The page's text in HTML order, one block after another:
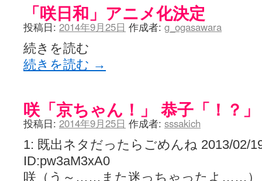
「咲日和」アニメ化決定
投稿日: 2014年9月25日 作成者: g_ogasawara
続きを読む
続きを読む →
咲「京ちゃん！」 恭子「！？」
投稿日: 2014年9月25日 作成者: sssakich
1: 既出ネタだったらごめんね 2013/02/
ID:pw3aM3xA0
咲（う～……また迷っちゃったよ……）